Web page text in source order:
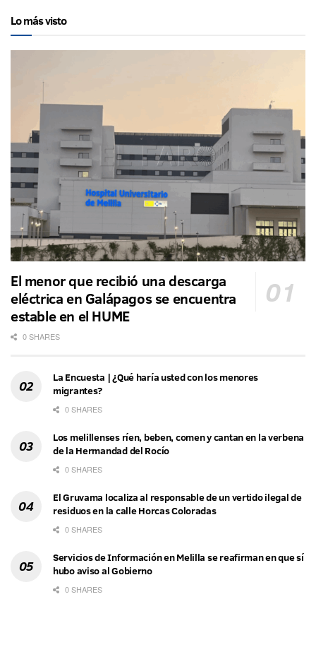
Lo más visto
El menor que recibió una descarga
eléctrica en Galápagos se encuentra
estable en el HUME
0 SHARES
La Encuesta | ¿Qué haría usted con los menores
migrantes?
0 SHARES
Los melillenses ríen, beben, comen y cantan en la verbena
de la Hermandad del Rocío
0 SHARES
El Gruvama localiza al responsable de un vertido ilegal de
residuos en la calle Horcas Coloradas
0 SHARES
Servicios de Información en Melilla se reafirman en que sí
hubo aviso al Gobierno
0 SHARES